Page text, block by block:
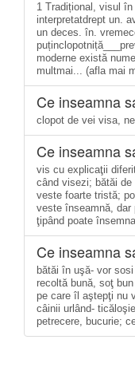
1 Tradițional, visul
interpretatdrept un.
un deces. în.
moderne există
multmai... (afla mai
Ce inseamna
clopot de vei visa,
Ce inseamna
vis cu explicaţii
când visezi; bătăi
veste foarte tristă;
veste înseamnă,
ţipând poate
Ce inseamna
bătăi în uşă- vor
recoltă bună, soţ
pe care îl aştepţi nu
câinii urlând-
petrecere, bucurie;